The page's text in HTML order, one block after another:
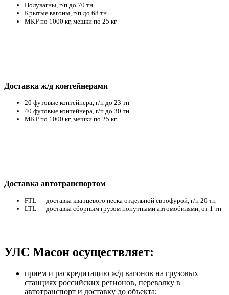
Полувагны, г/п до 70 тн
Крытые вагоны, г/п до 68 тн
МКР по 1000 кг, мешки по 25 кг
Доставка ж/д контейнерами
20 футовые контейнера, г/п до 23 тн
40 футовые контейнера, г/п до 30 тн
МКР по 1000 кг, мешки по 25 кг
Доставка автотранспортом
FTL — доставка кварцевого песка отдельной еврофурой, г/п 20 тн
LTL — доставка сборным грузом попутными автомобилями, от 1 тн
УЛС Масон осуществляет:
прием и раскредитацию ж/д вагонов на грузовых
станциях российских регионов, перевалку в
автотранспорт и доставку до объекта;